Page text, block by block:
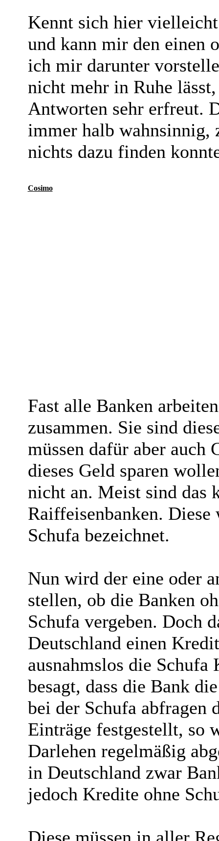
Kennt sich hier
und kann mir den einen
ich mir darunter
nicht mehr in Ruhe
Antworten sehr erfreut.
immer halb wahnsinnig,
nichts dazu finden
Cosimo
Fast alle Banken
zusammen. Sie sind
müssen dafür aber auch
dieses Geld sparen
nicht an. Meist sind das
Raiffeisenbanken. Diese
Schufa bezeichnet.
Nun wird der eine oder
stellen, ob die Banken
Schufa vergeben. Doch
Deutschland einen
ausnahmslos die Schufa
besagt, dass die Bank
bei der Schufa abfragen
Einträge festgestellt, so
Darlehen regelmäßig
in Deutschland zwar
jedoch Kredite ohne